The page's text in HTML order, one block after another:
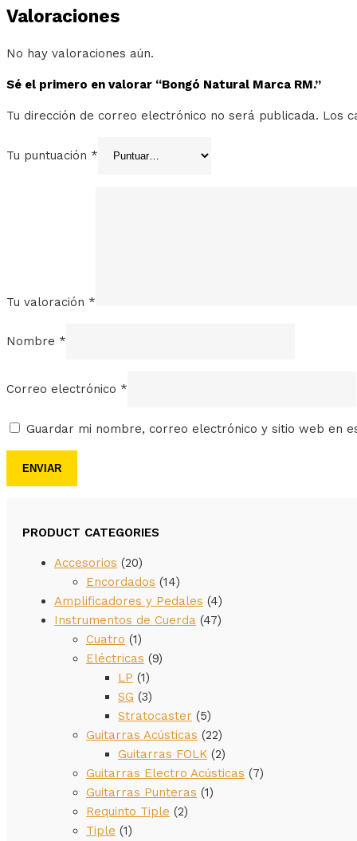
Valoraciones
No hay valoraciones aún.
Sé el primero en valorar “Bongó Natural Marca RM.”
Tu dirección de correo electrónico no será publicada. Los
Tu puntuación *
Tu valoración *
Nombre *
Correo electrónico *
Guardar mi nombre, correo electrónico y sitio web en
PRODUCT CATEGORIES
Accesorios (20)
Encordados (14)
Amplificadores y Pedales (4)
Instrumentos de Cuerda (47)
Cuatro (1)
Eléctricas (9)
LP (1)
SG (3)
Stratocaster (5)
Guitarras Acústicas (22)
Guitarras FOLK (2)
Guitarras Electro Acústicas (7)
Guitarras Punteras (1)
Requinto Tiple (2)
Tiple (1)